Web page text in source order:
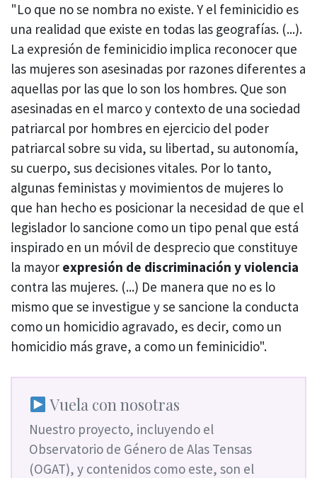
"Lo que no se nombra no existe. Y el feminicidio es
una realidad que existe en todas las geografías. (...).
La expresión de feminicidio implica reconocer que
las mujeres son asesinadas por razones diferentes a
aquellas por las que lo son los hombres. Que son
asesinadas en el marco y contexto de una sociedad
patriarcal por hombres en ejercicio del poder
patriarcal sobre su vida, su libertad, su autonomía,
su cuerpo, sus decisiones vitales. Por lo tanto,
algunas feministas y movimientos de mujeres lo
que han hecho es posicionar la necesidad de que el
legislador lo sancione como un tipo penal que está
inspirado en un móvil de desprecio que constituye
la mayor expresión de discriminación y violencia
contra las mujeres. (...) De manera que no es lo
mismo que se investigue y se sancione la conducta
como un homicidio agravado, es decir, como un
homicidio más grave, a como un feminicidio".
Vuela con nosotras
Nuestro proyecto, incluyendo el
Observatorio de Género de Alas Tensas
(OGAT), y contenidos como este, son el